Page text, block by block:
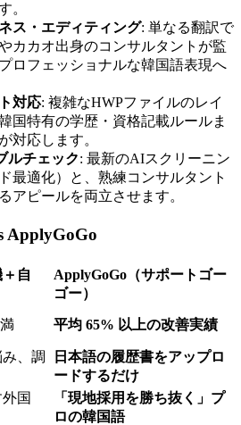
。
ス・エディティング: 単なる翻訳で
カカオ出身のコンサルタントが監
ロフェッショナルな韓国語表現へ
対応: 複雑なHWPファイルのレイ
国特有の学歴・資格記載ルールま
対応します。
ルチェック: 最新のAIスクリーニン
最適化）と、熟練コンサルタント
アピールを両立させます。
ApplyGoGo
自
ApplyGoGo（サポートゴー
ゴー）
平均 65% 以上の改善実績
、調
日本語の履歴書をアップロ
ードするだけ
外国
「現地採用を勝ち抜く」プ
ロの韓国語